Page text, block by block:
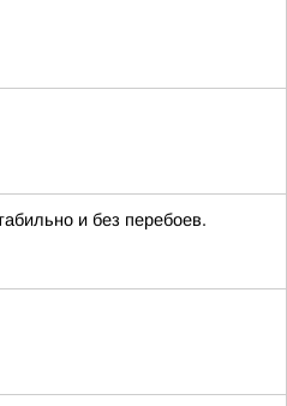
и без перебоев.